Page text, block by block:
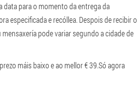
data para o momento da entrega da
especificada e recóllea. Despois de recibir o
pode variar segundo a cidade de
máis baixo e ao mellor € 39.Só agora